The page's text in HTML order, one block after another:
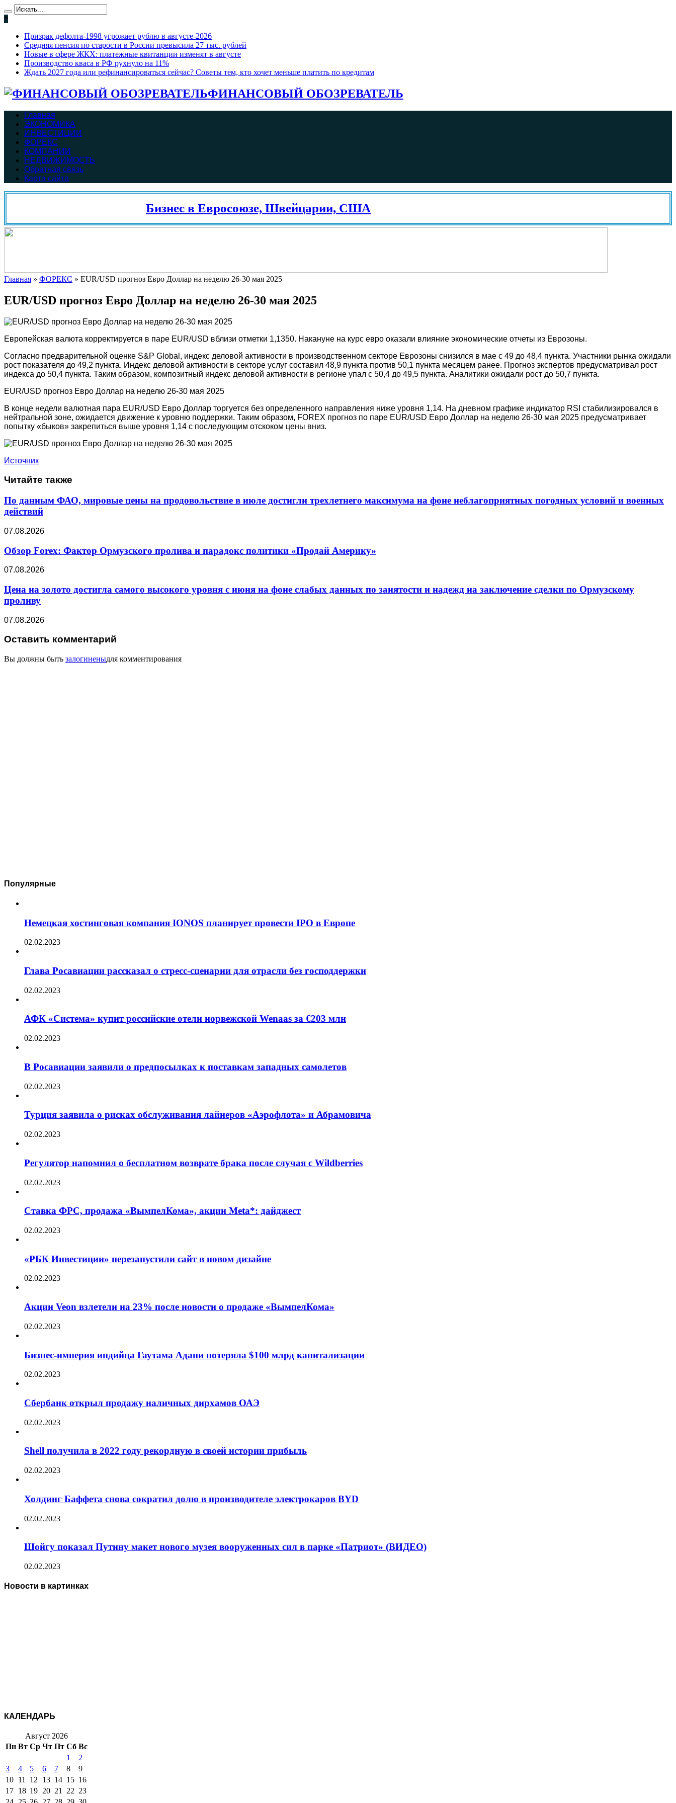
*
Призрак дефолта-1998 угрожает рублю в августе-2026
Средняя пенсия по старости в России превысила 27 тыс. рублей
Новые в сфере ЖКХ: платежные квитанции изменят в августе
Производство кваса в РФ рухнуло на 11%
Ждать 2027 года или рефинансироваться сейчас? Советы тем, кто хочет меньше платить по кредитам
ФИНАНСОВЫЙ ОБОЗРЕВАТЕЛЬ
Главная
ЭКОНОМИКА
ИНВЕСТИЦИИ
ФОРЕКС
КОМПАНИИ
НЕДВИЖИМОСТЬ
Обратная связь
Карта сайта
Бизнес в Евросоюзе, Швейцарии, США
Главная » ФОРЕКС » EUR/USD прогноз Евро Доллар на неделю 26-30 мая 2025
EUR/USD прогноз Евро Доллар на неделю 26-30 мая 2025
Европейская валюта корректируется в паре EUR/USD вблизи отметки 1,1350. Накануне на курс евро оказали влияние экономические отчеты из Еврозоны.
Согласно предварительной оценке S&P Global, индекс деловой активности в производственном секторе Еврозоны снизился в мае с 49 до 48,4 пункта. Участники рынка ожидали
рост показателя до 49,2 пункта. Индекс деловой активности в секторе услуг составил 48,9 пункта против 50,1 пункта месяцем ранее. Прогноз экспертов предусматривал рост
индекса до 50,4 пункта. Таким образом, композитный индекс деловой активности в регионе упал с 50,4 до 49,5 пункта. Аналитики ожидали рост до 50,7 пункта.
EUR/USD прогноз Евро Доллар на неделю 26-30 мая 2025
В конце недели валютная пара EUR/USD Евро Доллар торгуется без определенного направления ниже уровня 1,14. На дневном графике индикатор RSI стабилизировался в
нейтральной зоне, ожидается движение к уровню поддержки. Таким образом, FOREX прогноз по паре EUR/USD Евро Доллар на неделю 26-30 мая 2025 предусматривает
попытку «быков» закрепиться выше уровня 1,14 с последующим отскоком цены вниз.
Источник
Читайте также
По данным ФАО, мировые цены на продовольствие в июле достигли трехлетнего максимума на фоне неблагоприятных погодных условий и военных
действий
07.08.2026
Обзор Forex: Фактор Ормузского пролива и парадокс политики «Продай Америку»
07.08.2026
Цена на золото достигла самого высокого уровня с июня на фоне слабых данных по занятости и надежд на заключение сделки по Ормузскому
проливу
07.08.2026
Оставить комментарий
Вы должны быть залогиненыдля комментирования
Популярные
Немецкая хостинговая компания IONOS планирует провести IPO в Европе
02.02.2023
Глава Росавиации рассказал о стресс-сценарии для отрасли без господдержки
02.02.2023
АФК «Система» купит российские отели норвежской Wenaas за €203 млн
02.02.2023
В Росавиации заявили о предпосылках к поставкам западных самолетов
02.02.2023
Турция заявила о рисках обслуживания лайнеров «Аэрофлота» и Абрамовича
02.02.2023
Регулятор напомнил о бесплатном возврате брака после случая с Wildberries
02.02.2023
Ставка ФРС, продажа «ВымпелКома», акции Meta*: дайджест
02.02.2023
«РБК Инвестиции» перезапустили сайт в новом дизайне
02.02.2023
Акции Veon взлетели на 23% после новости о продаже «ВымпелКома»
02.02.2023
Бизнес-империя индийца Гаутама Адани потеряла $100 млрд капитализации
02.02.2023
Сбербанк открыл продажу наличных дирхамов ОАЭ
02.02.2023
Shell получила в 2022 году рекордную в своей истории прибыль
02.02.2023
Холдинг Баффета снова сократил долю в производителе электрокаров BYD
02.02.2023
Шойгу показал Путину макет нового музея вооруженных сил в парке «Патриот» (ВИДЕО)
02.02.2023
Новости в картинках
КАЛЕНДАРЬ
Август 2026
Пн Вт Ср Чт Пт Сб Вс
1
2
3
4 5 6 7 8
9
10 11 12 13 14 15 16
17 18 19 20 21 22 23